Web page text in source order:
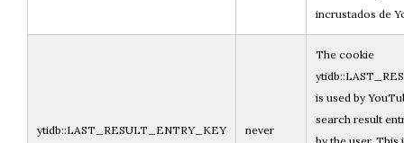
incrustados de
ytidb::LAST_RESULT_ENTRY_KEY never
The cookie
is used by
search result